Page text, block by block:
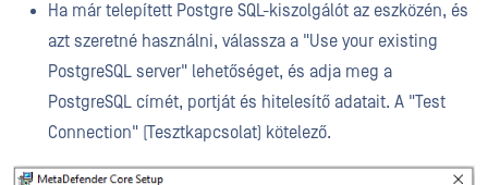
Ha már telepített Postgre SQL-kiszolgálót az eszközén, és
azt szeretné használni, válassza a "Use your existing
PostgreSQL server" lehetőséget, és adja meg a
PostgreSQL címét, portját és hitelesítő adatait. A "Test
Connection" (Tesztkapcsolat) kötelező.